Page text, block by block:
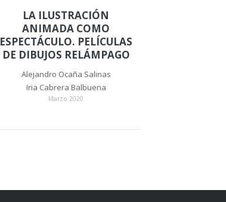
LA ILUSTRACIÓN
ANIMADA COMO
ESPECTÁCULO. PELÍCULAS
DE DIBUJOS RELÁMPAGO
Alejandro Ocaña Salinas
Iria Cabrera Balbuena
Marzo 2020